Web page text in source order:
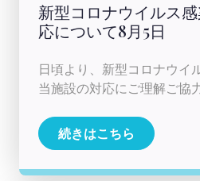
新型コロナウイルス
応について8月5日
日頃より、新型コロナウイ
当施設の対応にご理解ご協
続きはこちら